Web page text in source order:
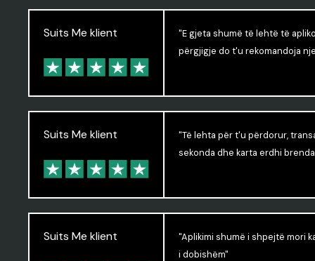
Suits Me klient
"E gjeta shumë të lehtë të
përgjigje do t'u rekomandoja
Suits Me klient
"Të lehta për t'u përdorur,
sekonda dhe karta erdhi
Suits Me klient
"Aplikimi shumë i shpejtë mori
i dobishëm"